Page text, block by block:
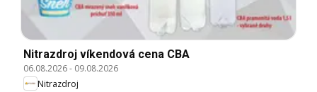
Nitrazdroj víkendová cena CBA
06.08.2026- 09.08.2026
Nitrazdroj